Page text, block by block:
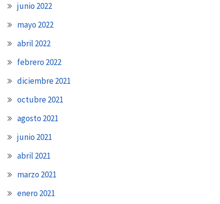
junio 2022
mayo 2022
abril 2022
febrero 2022
diciembre 2021
octubre 2021
agosto 2021
junio 2021
abril 2021
marzo 2021
enero 2021